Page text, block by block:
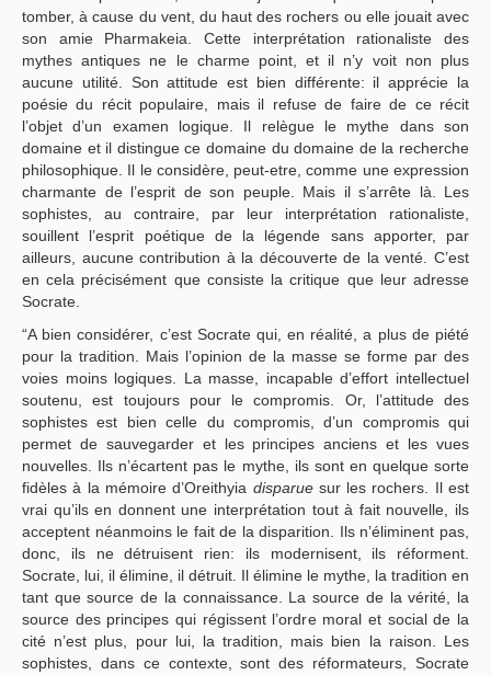
tomber, à cause du vent, du haut des rochers ou elle jouait avec
son amie Pharmakeia. Cette interprétation rationaliste des
mythes antiques ne le charme point, et il n’y voit non plus
aucune utilité. Son attitude est bien différente: il apprécie la
poésie du récit populaire, mais il refuse de faire de ce récit
l’objet d’un examen logique. Il relègue le mythe dans son
domaine et il distingue ce domaine du domaine de la recherche
philosophique. Il le considère, peut-etre, comme une expression
charmante de l’esprit de son peuple. Mais il s’arrête là. Les
sophistes, au contraire, par leur interprétation rationaliste,
souillent l’esprit poétique de la légende sans apporter, par
ailleurs, aucune contribution à la découverte de la venté. C’est
en cela précisément que consiste la critique que leur adresse
Socrate.
“A bien considérer, c’est Socrate qui, en réalité, a plus de piété
pour la tradition. Mais l’opinion de la masse se forme par des
voies moins logiques. La masse, incapable d’effort intellectuel
soutenu, est toujours pour le compromis. Or, l’attitude des
sophistes est bien celle du compromis, d’un compromis qui
permet de sauvegarder et les principes anciens et les vues
nouvelles. Ils n’écartent pas le mythe, ils sont en quelque sorte
fidèles à la mémoire d’Oreithyia disparuesur les rochers. Il est
vrai qu’ils en donnent une interprétation tout à fait nouvelle, ils
acceptent néanmoins le fait de la disparition. Ils n’éliminent pas,
donc, ils ne détruisent rien: ils modernisent, ils réforment.
Socrate, lui, il élimine, il détruit. Il élimine le mythe, la tradition en
tant que source de la connaissance. La source de la vérité, la
source des principes qui régissent l’ordre moral et social de la
cité n’est plus, pour lui, la tradition, mais bien la raison. Les
sophistes, dans ce contexte, sont des réformateurs, Socrate